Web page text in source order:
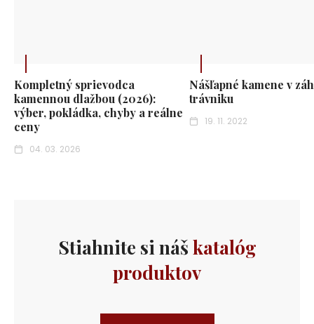
Kompletný sprievodca
kamennou dlažbou (2026):
výber, pokládka, chyby a reálne
ceny
04. 03. 2026
Nášľapné kamene v
trávniku
19. 11. 2022
Stiahnite si náš katalóg
produktov